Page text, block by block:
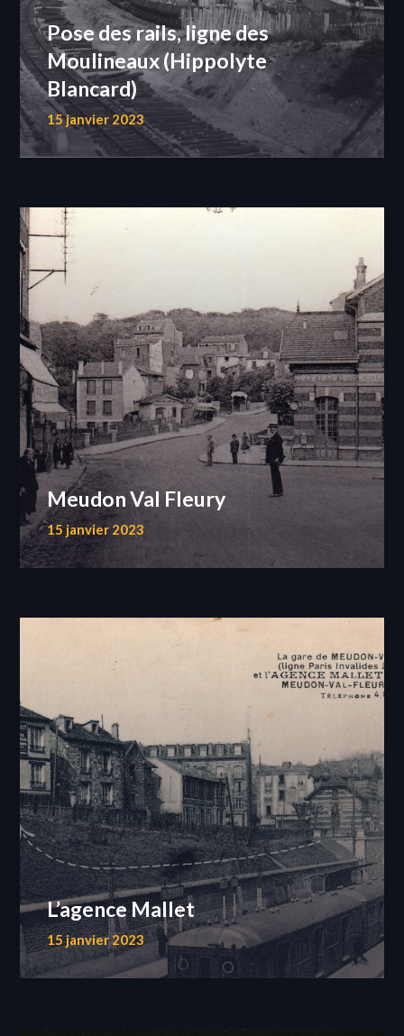
Pose des rails, ligne des
Moulineaux (Hippolyte
Blancard)
15 janvier 2023
Meudon Val Fleury
15 janvier 2023
L’agence Mallet
15 janvier 2023